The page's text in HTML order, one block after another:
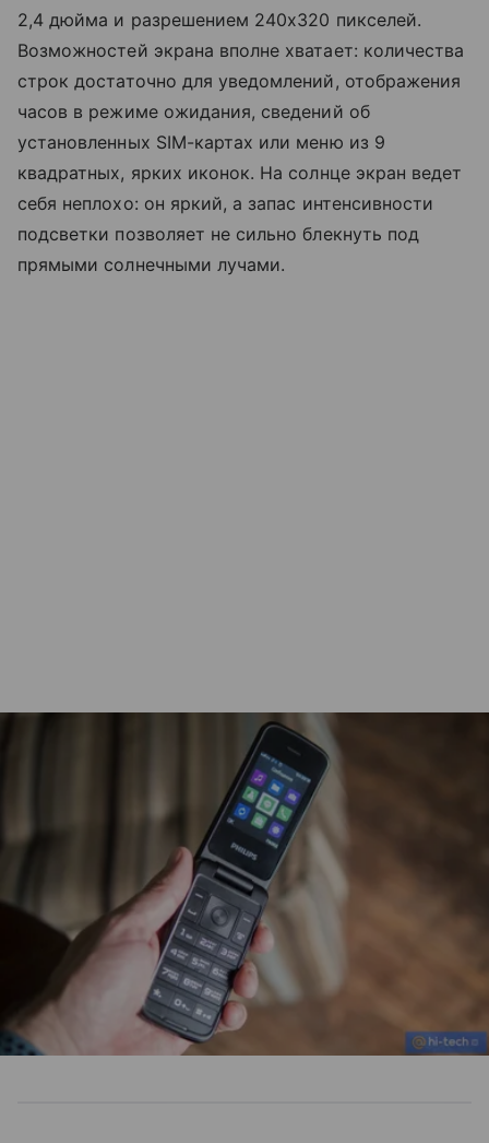
2,4 дюйма и разрешением 240x320 пикселей.
Возможностей экрана вполне хватает: количества
строк достаточно для уведомлений, отображения
часов в режиме ожидания, сведений об
установленных SIM-картах или меню из 9
квадратных, ярких иконок. На солнце экран ведет
себя неплохо: он яркий, а запас интенсивности
подсветки позволяет не сильно блекнуть под
прямыми солнечными лучами.